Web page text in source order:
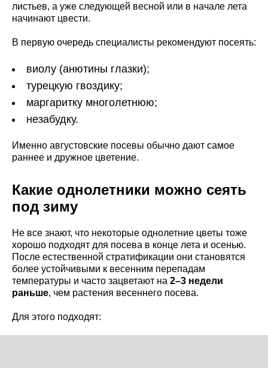
листьев, а уже следующей весной или в начале лета
начинают цвести.
В первую очередь специалисты рекомендуют посеять:
виолу (анютины глазки);
турецкую гвоздику;
маргаритку многолетнюю;
незабудку.
Именно августовские посевы обычно дают самое
раннее и дружное цветение.
Какие однолетники можно сеять
под зиму
Не все знают, что некоторые однолетние цветы тоже
хорошо подходят для посева в конце лета и осенью.
После естественной стратификации они становятся
более устойчивыми к весенним перепадам
температуры и часто зацветают на 2–3 недели
раньше, чем растения весеннего посева.
Для этого подходят: